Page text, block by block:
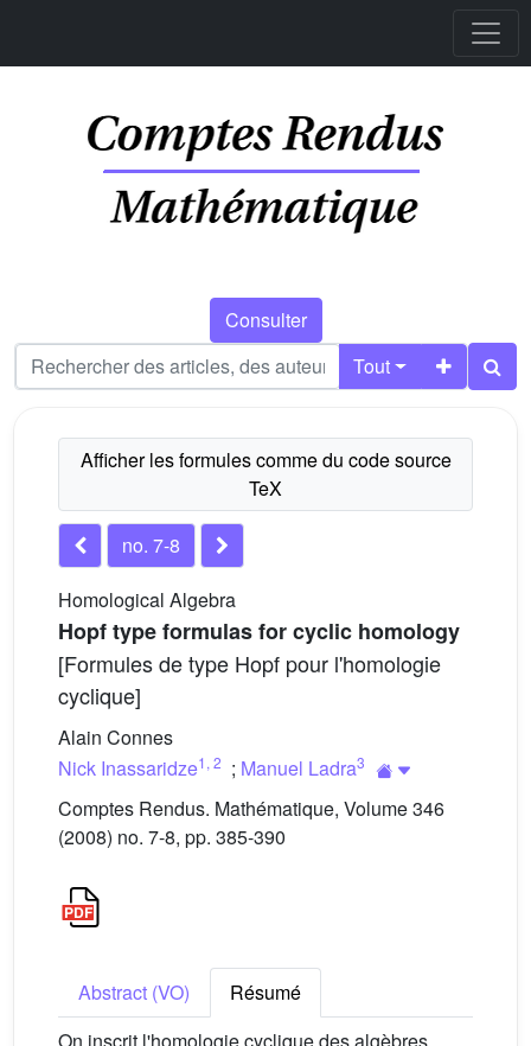
Consulter
Tout
no. 7-8
Homological Algebra
Hopf type formulas for cyclic homology
[Formules de type Hopf pour l'homologie
cyclique]
Alain Connes
Nick Inassaridze1 , 2 ; Manuel Ladra3
Comptes Rendus. Mathématique, Volume 346
(2008) no. 7-8, pp. 385-390
Abstract (VO)
Résumé